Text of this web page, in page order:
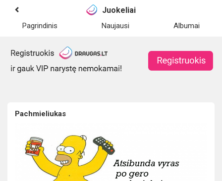
Juokeliai
Pagrindinis Naujausi Albumai
Pachmieliukas